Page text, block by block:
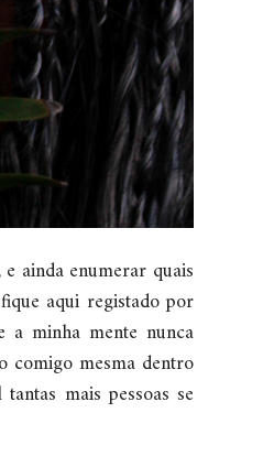
ainda enumerar quais
aqui registado por
a minha mente nunca
comigo mesma dentro
mais pessoas se